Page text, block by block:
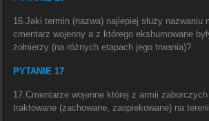
16.Jaki termin (nazwa) najlepiej służy nazwaniu
cmentarz wojenny a z którego ekshumowane
żołnierzy (na różnych etapach jego trwania)?
PYTANIE 17
17.Cmentarze wojenne której z armii
traktowane (zachowane, zaopiekowane) na